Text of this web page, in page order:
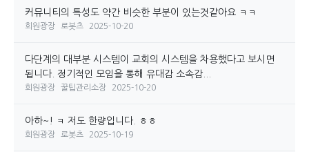
커뮤니티의 특성도 약간 비슷한 부분이 있는것같아요 ㅋㅋ
회원광장 로봇츠 2025-10-20
다단계의 대부분 시스템이 교회의 시스템을 차용했다고 보시면
됩니다. 정기적인 모임을 통해 유대감 소속감...
회원광장 꿀팁관리소장 2025-10-20
아하~! ㅋ 저도 한량입니다. ㅎㅎ
회원광장 로봇츠 2025-10-19